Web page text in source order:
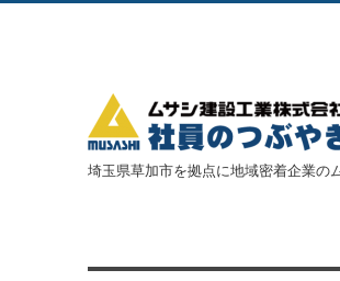
埼玉県草加市を拠点に地域密着企業の